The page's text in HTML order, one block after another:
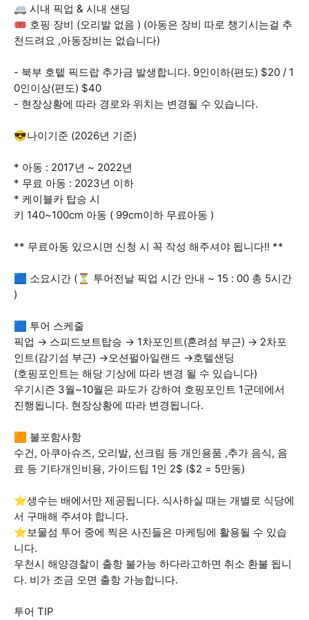
🚐 시내 픽업 & 시내 샌딩
🎟 호핑 장비 (오리발 없음 ) (아동은 장비 따로 챙기시는걸 추
천드려요 ,아동장비는 없습니다)
- 북부 호텥 픽드랍 추가금 발생합니다. 9인이하(편도) $20 / 1
0인이상(편도) $40
- 현장상황에 따라 경로와 위치는 변경될 수 있습니다.
😎나이기준 (2026년 기준)
* 아동 : 2017년 ~ 2022년
* 무료 아동 : 2023년 이하
* 케이블카 탑승 시
키 140~100cm 아동 ( 99cm이하 무료아동 )
** 무료아동 있으시면 신청 시 꼭 작성 해주셔야 됩니다!! **
🟦 소요시간 (⏳ 투어전날 픽업 시간 안내 ~ 15 : 00 총 5시간
)
🟦 투어 스케줄
픽업 → 스피드보트탑승 → 1차포인트(혼려섬 부근) → 2차포
인트(감기섬 부근) →오션펄아일랜드 →호텔샌딩
(호핑포인트는 해당 기상에 따라 변경 될 수 있습니다)
우기시즌 3월~10월은 파도가 강하여 호핑포인트 1군데에서
진행됩니다. 현장상황에 따라 변경됩니다.
🟧 불포함사항
수건, 아쿠아슈즈, 오리발, 선크림 등 개인용품 ,추가 음식, 음
료 등 기타개인비용, 가이드팁 1인 2$ ($2 = 5만동)
⭐생수는 배에서만 제공됩니다. 식사하실 때는 개별로 식당에
서 구매해 주셔야 합니다.
⭐보물섬 투어 중에 찍은 사진들은 마케팅에 활용될 수 있습
니다.
우천시 해양경찰이 출항 불가능 하다라고하면 취소 환불 됩니
다. 비가 조금 오면 출항 가능합니다.
투어 TIP